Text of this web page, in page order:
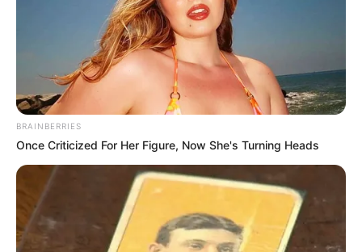
BRAINBERRIES
Once Criticized For Her Figure, Now She's Turning Heads